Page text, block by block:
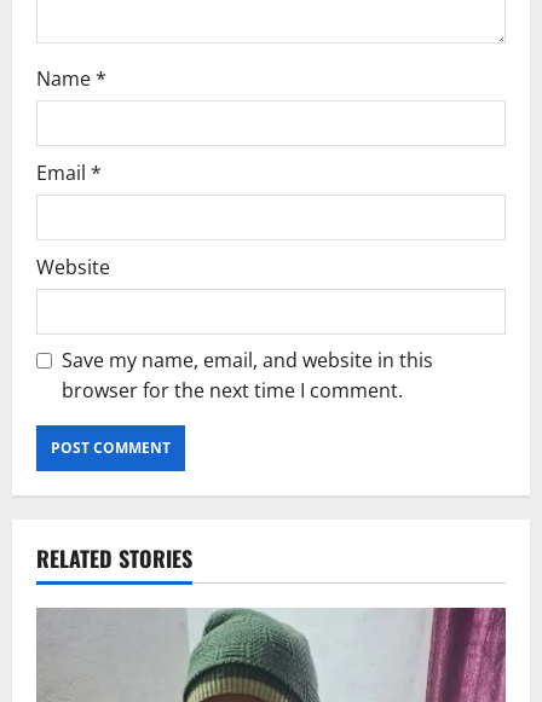
n
Name*
Email *
Website
Save my name, email, and website in this
browser for the next time I comment.
RELATED STORIES